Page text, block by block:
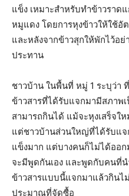
แข็ง เหมาะสำหรับทำข้าวราด
หมูแดง โดยการหุงข้าวให้ใช้อั
และหลังจากข้าวสุกให้พักไว้อ
ประทาน
ชาวบ้าน ในพื้นที่ หมู่ 1 ระบุว่า
ข้าวสารที่ได้รับแจกมามีสภาพ
สามารถกินได้ แม้จะหุงเสร็จใ
แต่ชาวบ้านส่วนใหญ่ที่ได้รับแจ
แข็งมาก แต่บางคนก็ไม่ได้ออ
จะมีพูดกันเอง และพูดกับคนที่
ข้าวสารแบบนี้แจกมาแล้วกินไ
ประมาณที่จัดซื้อ